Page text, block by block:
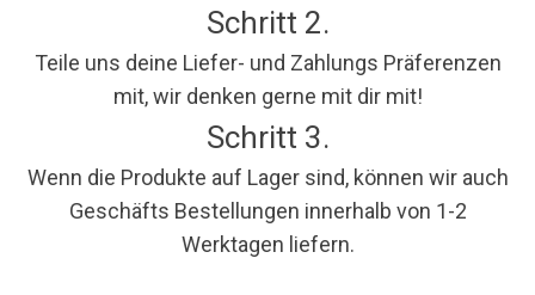
Schritt 2.
Teile uns deine Liefer- und Zahlungs Präferenzen
mit, wir denken gerne mit dir mit!
Schritt 3.
Wenn die Produkte auf Lager sind, können wir auch
Geschäfts Bestellungen innerhalb von 1-2
Werktagen liefern.